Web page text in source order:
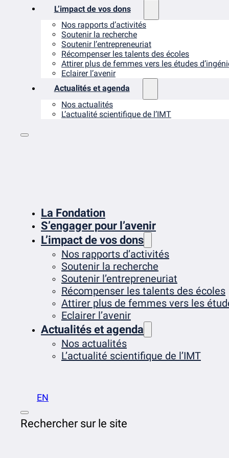
L’impact de vos dons
Nos rapports d’activités
Soutenir la recherche
Soutenir l’entrepreneuriat
Récompenser les talents des écoles
Attirer plus de femmes vers les études
Eclairer l’avenir
Actualités et agenda
Nos actualités
L’actualité scientifique de l’IMT
La Fondation
S’engager pour l’avenir
L’impact de vos dons
Nos rapports d’activités
Soutenir la recherche
Soutenir l’entrepreneuriat
Récompenser les talents des écoles
Attirer plus de femmes vers les
Eclairer l’avenir
Actualités et agenda
Nos actualités
L’actualité scientifique de l’IMT
EN
Rechercher sur le site